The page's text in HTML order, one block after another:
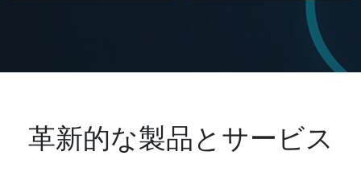
革新的な製品とサービス